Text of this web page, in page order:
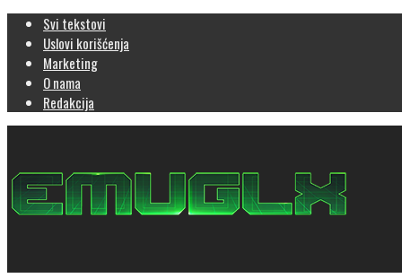
Svi tekstovi
Uslovi korišćenja
Marketing
O nama
Redakcija